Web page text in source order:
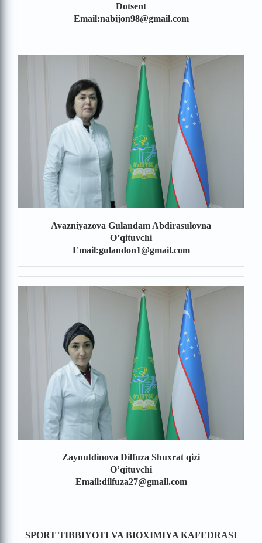
Dotsent
Email:nabijon98@gmail.com
Avazniyazova Gulandam Abdirasulovna
O’qituvchi
Email:gulandon1@gmail.com
Zaynutdinova Dilfuza Shuxrat qizi
O’qituvchi
Email:dilfuza27@gmail.com
SPORT TIBBIYOTI VA BIOXIMIYA KAFEDRASI